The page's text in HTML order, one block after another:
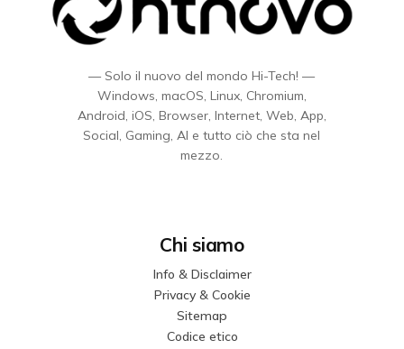
— Solo il nuovo del mondo Hi-Tech! —
Windows, macOS, Linux, Chromium,
Android, iOS, Browser, Internet, Web, App,
Social, Gaming, AI e tutto ciò che sta nel
mezzo.
Chi siamo
Info & Disclaimer
Privacy & Cookie
Sitemap
Codice etico